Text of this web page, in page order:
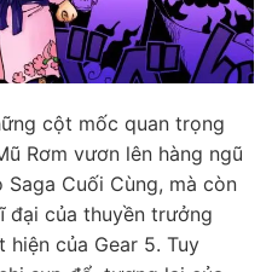
cột mốc quan trọng
Rơm vươn lên hàng ngũ
Cuối Cùng, mà còn
đại của thuyền trưởng
của Gear 5. Tuy